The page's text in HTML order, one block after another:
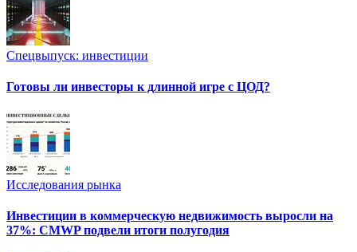
Спецвыпуск: инвестиции
Готовы ли инвесторы к длинной игре с ЦОД?
Исследования рынка
Инвестиции в коммерческую недвижимость выросли на
37%: CMWP подвели итоги полугодия